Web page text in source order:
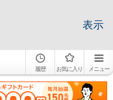
表示
履歴 お気に入り メニュー